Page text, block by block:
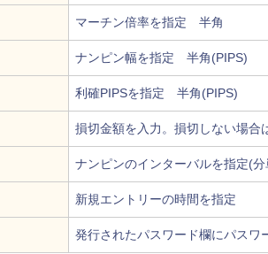
マーチン倍率を指定 半角
ナンピン幅を指定 半角(PIPS)
利確PIPSを指定 半角(PIPS)
損切金額を入力。損切しない場合
ナンピンのインターバルを指定(
新規エントリーの時間を指定
発行されたパスワード欄にパスワ